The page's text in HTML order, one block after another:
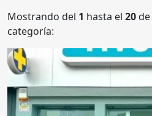
Mostrando del 1 hasta el 20de
categoría: